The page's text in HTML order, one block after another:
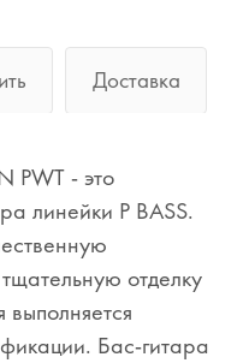
Доставка
PWT - это
линейки P BASS.
отделку
выполняется
Бас-гитара